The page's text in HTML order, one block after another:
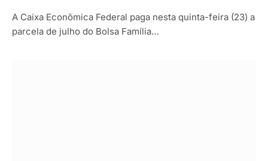
A Caixa Econômica Federal paga nesta quinta-feira (23) a
parcela de julho do Bolsa Família…